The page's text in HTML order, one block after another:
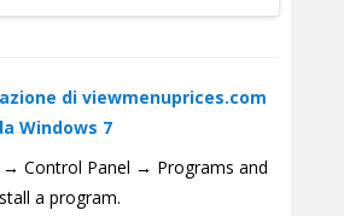
di viewmenuprices.com
Windows 7
→ Control Panel → Programs and
a program.